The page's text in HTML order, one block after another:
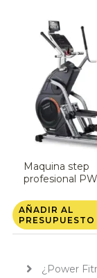
Maquina step
profesional
AÑADIR AL
PRESUPUESTO
¿Power